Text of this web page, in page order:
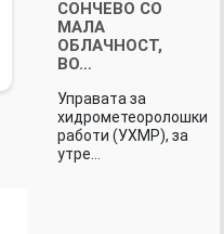
СОНЧЕВО СО
МАЛА
ОБЛАЧНОСТ,
ВО…
Управата за
хидрометеоролошки
работи (УХМР), за
утре…